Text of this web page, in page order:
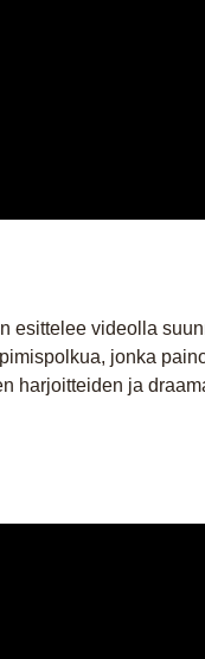
esittelee videolla
jonka
harjoitteiden ja